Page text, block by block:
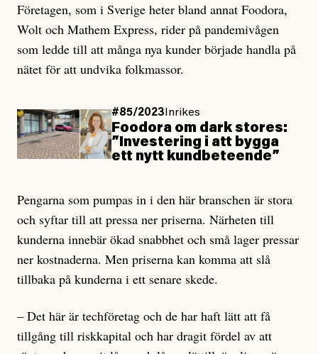
Företagen, som i Sverige heter bland annat Foodora,
Wolt och Mathem Express, rider på pandemivågen
som ledde till att många nya kunder började handla på
nätet för att undvika folkmassor.
#85/2023Inrikes
Foodora om dark stores:
”Investering i att bygga
ett nytt kundbeteende”
Pengarna som pumpas in i den här branschen är stora
och syftar till att pressa ner priserna. Närheten till
kunderna innebär ökad snabbhet och små lager pressar
ner kostnaderna. Men priserna kan komma att slå
tillbaka på kunderna i ett senare skede.
– Det här är techföretag och de har haft lätt att få
tillgång till riskkapital och har dragit fördel av att